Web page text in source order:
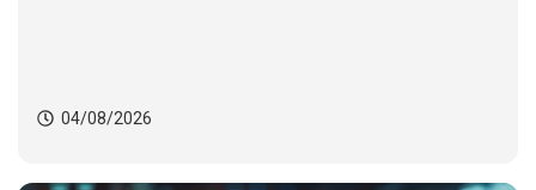
04/08/2026